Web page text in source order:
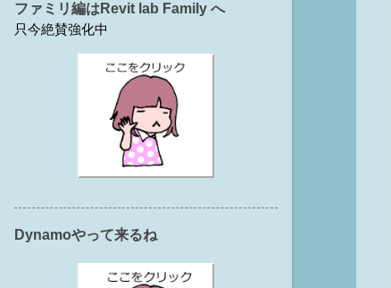
ファミリ編はRevit lab Family へ
只今絶賛強化中
Dynamoやって来るね